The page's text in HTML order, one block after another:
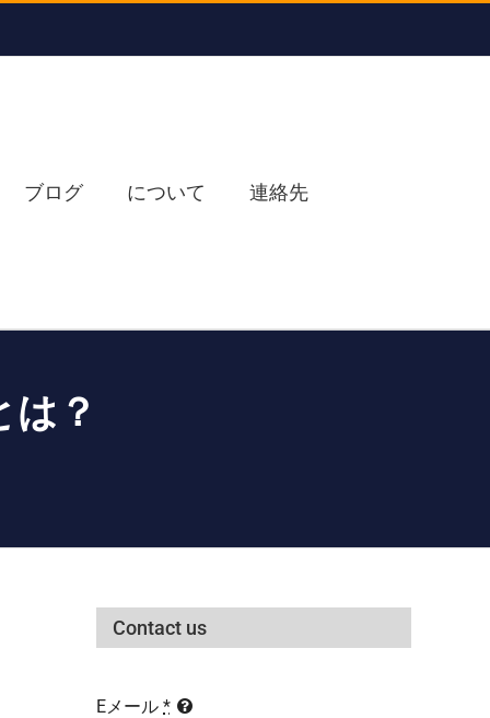
ブログ について 連絡先
？
Contact us
Eメール *